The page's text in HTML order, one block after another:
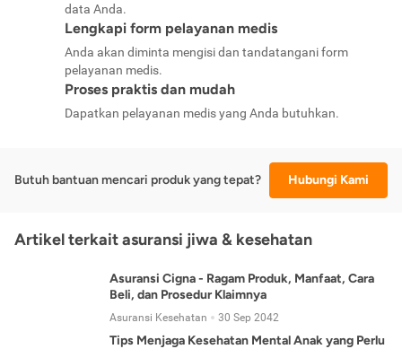
data Anda.
Lengkapi form pelayanan medis
Anda akan diminta mengisi dan tandatangani form
pelayanan medis.
Proses praktis dan mudah
Dapatkan pelayanan medis yang Anda butuhkan.
Butuh bantuan mencari produk yang tepat? Hubungi Kami
Artikel terkait asuransi jiwa & kesehatan
Asuransi Cigna - Ragam Produk, Manfaat, Cara
Beli, dan Prosedur Klaimnya
Asuransi Kesehatan 30 Sep 2042
Tips Menjaga Kesehatan Mental Anak yang Perlu